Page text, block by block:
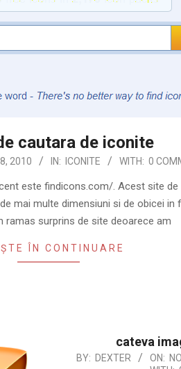
cautara de iconite
2010 IN: ICONITE WITH: 0
este findicons.com/. Acest site
mai multe dimensiuni si de obicei in
ramas surprins de site deoarece am
ÎN CONTINUARE
cateva
2009-
BY: DEXTER ON: